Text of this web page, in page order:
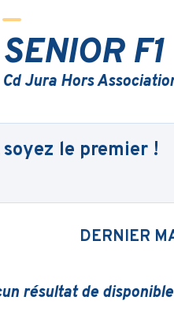
SENIOR F1
Cd Jura Hors
le premier !
DERNIER
résultat de